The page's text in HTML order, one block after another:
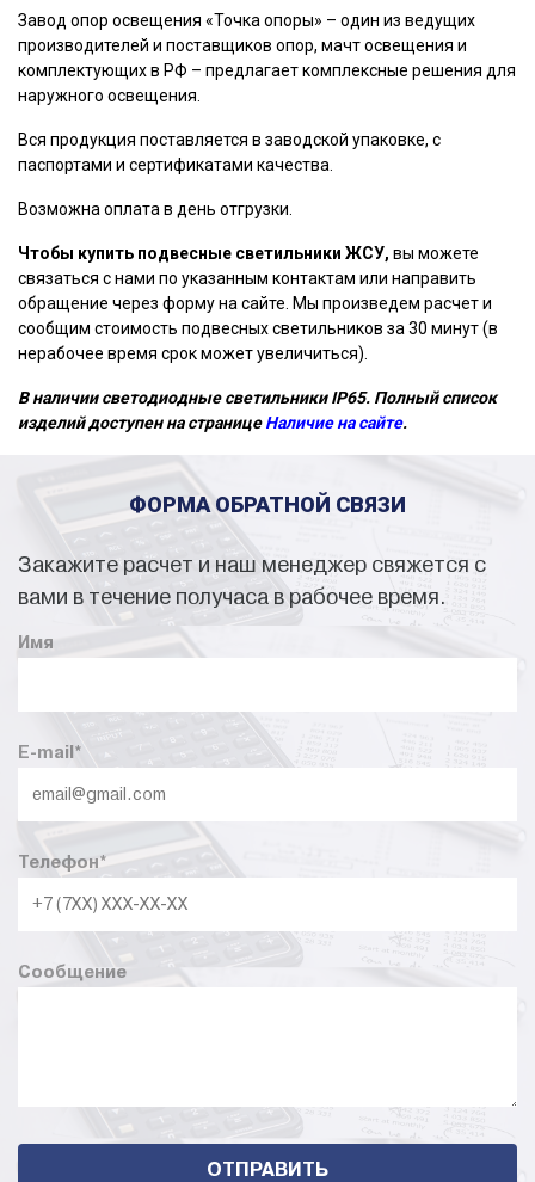
Завод опор освещения «Точка опоры» – один из ведущих
производителей и поставщиков опор, мачт освещения и
комплектующих в РФ – предлагает комплексные решения для
наружного освещения.
Вся продукция поставляется в заводской упаковке, с
паспортами и сертификатами качества.
Возможна оплата в день отгрузки.
Чтобы купить подвесные светильники ЖСУ, вы можете
связаться с нами по указанным контактам или направить
обращение через форму на сайте. Мы произведем расчет и
сообщим стоимость подвесных светильников за 30 минут (в
нерабочее время срок может увеличиться).
В наличии светодиодные светильники IP65. Полный список
изделий доступен на страницеНаличие на сайте.
ФОРМА ОБРАТНОЙ СВЯЗИ
Закажите расчет и наш менеджер свяжется с
вами в течение получаса в рабочее время.
Имя
E-mail *
Телефон*
Сообщение